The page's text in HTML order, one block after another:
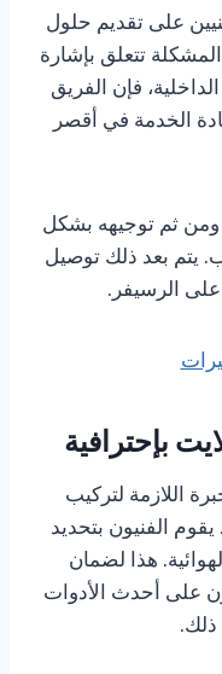
على تقديم حلول
تتعلق بإشارة
فإن الفريق
الخدمة في أقصر
ومن ثم توجيهه بشكل
يتم بعد ذلك توصيل
الرسيفر.
اللازمة لتركيب
الفنيون بتحديد
هذا لضمان
على أحدث الأدوات
ذلك.